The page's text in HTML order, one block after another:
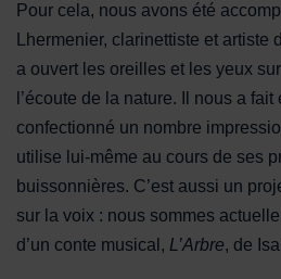
Pour cela, nous avons été
Lhermenier, clarinettiste et artiste
a ouvert les oreilles et les yeux
l’écoute de la nature. Il nous a
confectionné un nombre
utilise lui-même au cours de ses
buissonnières. C’est aussi un
sur la voix : nous sommes
d’un conte musical, L’Arbre, de